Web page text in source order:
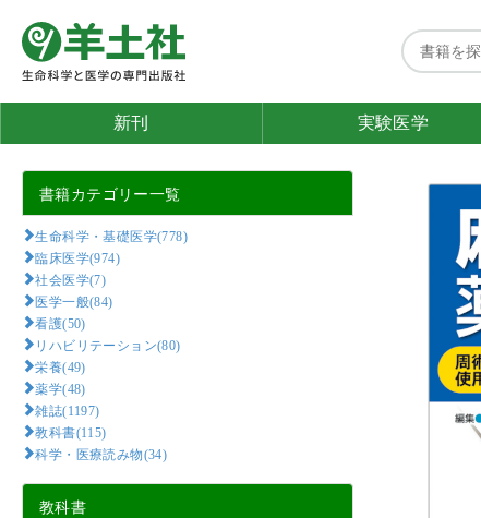
新刊 実験医学
書籍カテゴリー一覧
生命科学・基礎医学(778)
臨床医学(974)
社会医学(7)
医学一般(84)
看護(50)
リハビリテーション(80)
栄養(49)
薬学(48)
雑誌(1197)
教科書(115)
科学・医療読み物(34)
教科書